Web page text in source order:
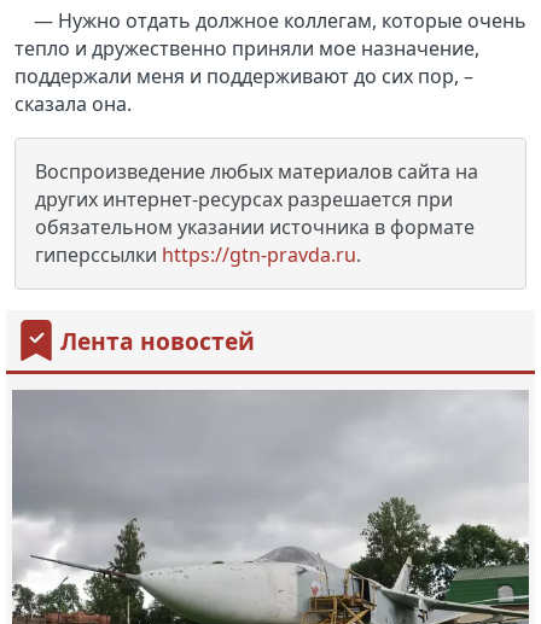
— Нужно отдать должное коллегам, которые очень
тепло и дружественно приняли мое назначение,
поддержали меня и поддерживают до сих пор, –
сказала она.
Воспроизведение любых материалов сайта на
других интернет-ресурсах разрешается при
обязательном указании источника в формате
гиперссылки https://gtn-pravda.ru.
Лента новостей